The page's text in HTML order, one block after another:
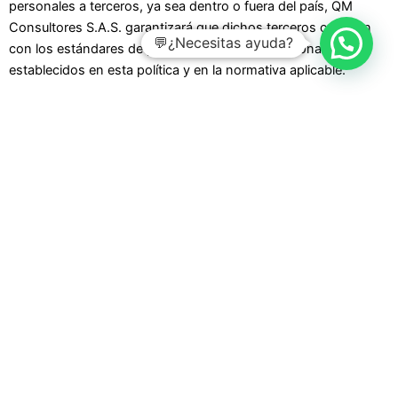
personales a terceros, ya sea dentro o fuera del país, QM
Consultores S.A.S. garantizará que dichos terceros cumplan
con los estándares de protección de datos personales
establecidos en esta política y en la normativa aplicable.
💬¿Necesitas ayuda?